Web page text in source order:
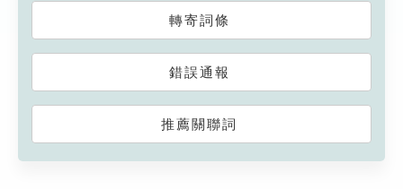
轉寄詞條
錯誤通報
推薦關聯詞